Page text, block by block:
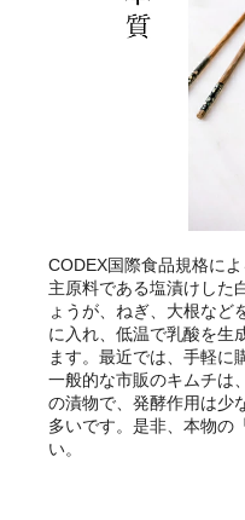
CODEX国際食品規格に
主原料である塩漬けした
ょうが、ねぎ、大根など
に入れ、低温で乳酸を生
ます。最近では、手軽に
一般的な市販のキムチは
の漬物で、発酵作用は少
多いです。是非、本物の
い。